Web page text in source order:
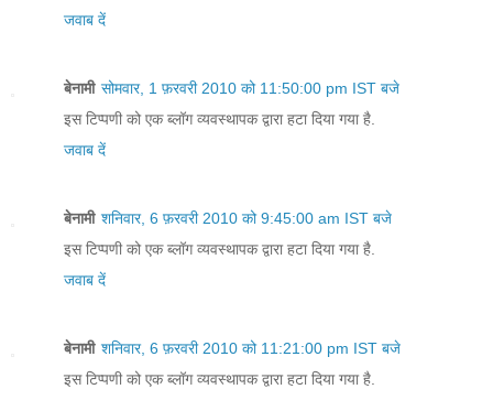
जवाब दें
बेनामी सोमवार, 1 फ़रवरी 2010 को 11:50:00 pm IST बजे
इस टिप्पणी को एक ब्लॉग व्यवस्थापक द्वारा हटा दिया गया है.
जवाब दें
बेनामी शनिवार, 6 फ़रवरी 2010 को 9:45:00 am IST बजे
इस टिप्पणी को एक ब्लॉग व्यवस्थापक द्वारा हटा दिया गया है.
जवाब दें
बेनामी शनिवार, 6 फ़रवरी 2010 को 11:21:00 pm IST बजे
इस टिप्पणी को एक ब्लॉग व्यवस्थापक द्वारा हटा दिया गया है.